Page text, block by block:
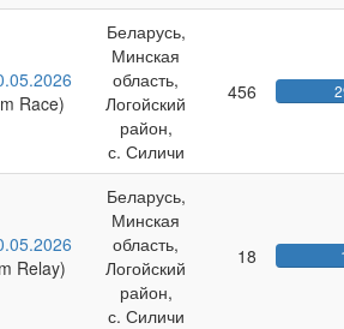
Race)
Беларусь,
Минская
область,
Логойский
район,
с. Силичи
456
Relay)
Беларусь,
Минская
область,
Логойский
район,
с. Силичи
18